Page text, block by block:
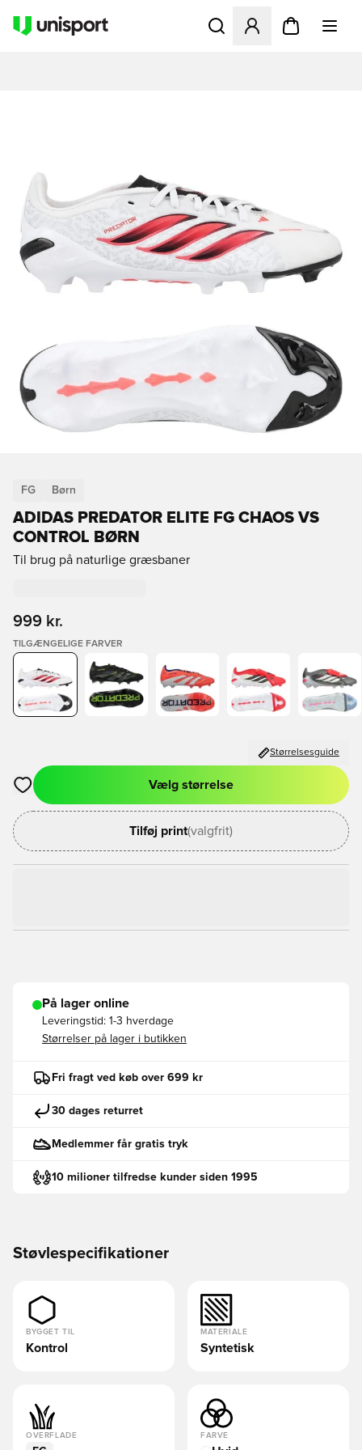
Åbner en Modal til at
FG Børn
ADIDAS PREDATOR ELITE FG CHAOS VS
CONTROL BØRN
Til brug på naturlige græsbaner
999 kr.
TILGÆNGELIGE FARVER
Størrelsesguide
Åbner en Modal til at logge ind eller tilmelde dig som medlem
Vælg størrelse
Tilføj print(valgfrit)
På lager online
Leveringstid: 1-3 hverdage
Størrelser på lager i butikken
Fri fragt ved køb over 699 kr
30 dages returret
Medlemmer får gratis tryk
10 milioner tilfredse kunder siden 1995
Støvlespecifikationer
BYGGET TIL
Kontrol
MATERIALE
Syntetisk
OVERFLADE FARVE